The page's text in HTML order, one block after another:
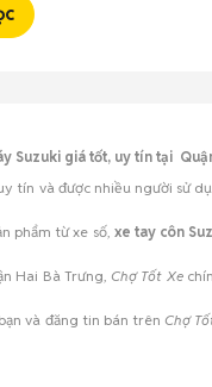
Suzuki giá tốt, uy tín tại
tín và được nhiều người sử
phẩm từ xe số, xe tay côn
Hai Bà Trưng,Chợ Tốt Xe
và đăng tin bán trên Chợ